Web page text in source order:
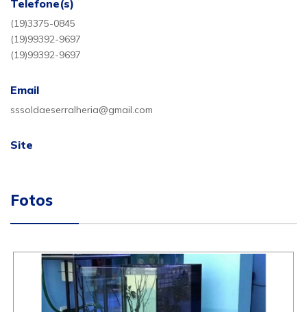
Telefone(s)
(19)3375-0845
(19)99392-9697
(19)99392-9697
Email
sssoldaeserralheria@gmail.com
Site
Fotos